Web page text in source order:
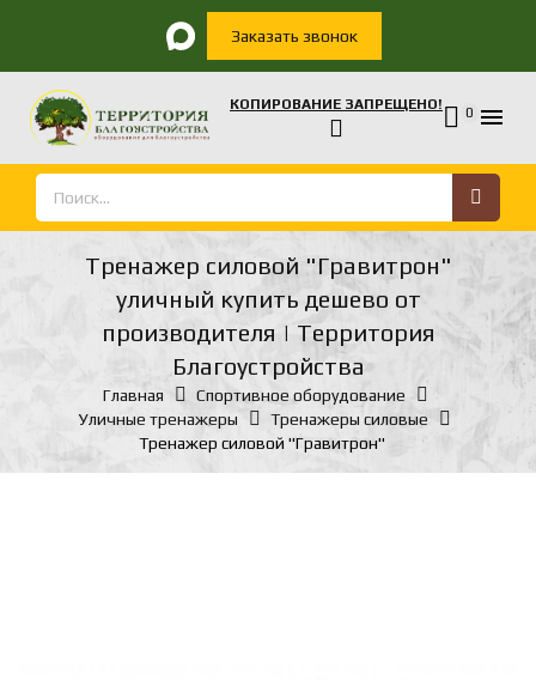
Заказать звонок
КОПИРОВАНИЕ ЗАПРЕЩЕНО! 0 
Тренажер силовой "Гравитрон"
уличный купить дешево от
производителя | Территория
Благоустройства
Главная
Спортивное оборудование
Уличные тренажеры
Тренажеры силовые
Тренажер силовой "Гравитрон"